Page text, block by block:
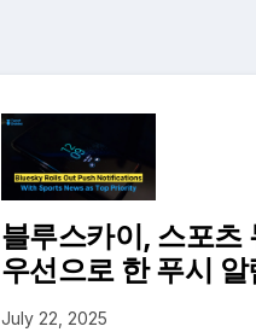
블루스카이, 스포츠
우선으로 한 푸시 알
July 22, 2025